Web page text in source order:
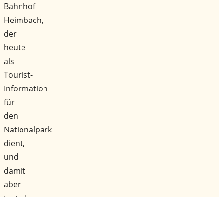
Bahnhof
Heimbach,
der
heute
als
Tourist-
Information
für
den
Nationalpark
dient,
und
damit
aber